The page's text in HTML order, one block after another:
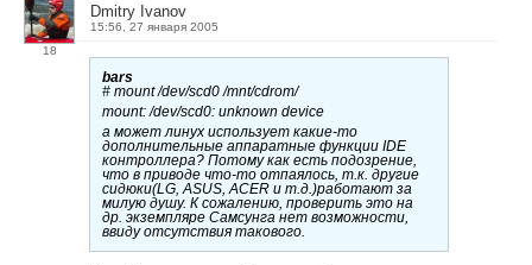
18
Dmitry Ivanov
15:56, 27 января 2005
bars
# mount /dev/scd0 /mnt/cdrom/
mount: /dev/scd0: unknown device
а может линух использует какие-то
дополнительные аппаратные функции IDE
контроллера? Потому как есть подозрение,
что в приводе что-то отпаялось, т.к. другие
сидюки(LG, ASUS, ACER и т.д.)работают за
милую душу. К сожалению, проверить это на
др. экземпляре Самсунга нет возможности,
ввиду отсутствия такового.